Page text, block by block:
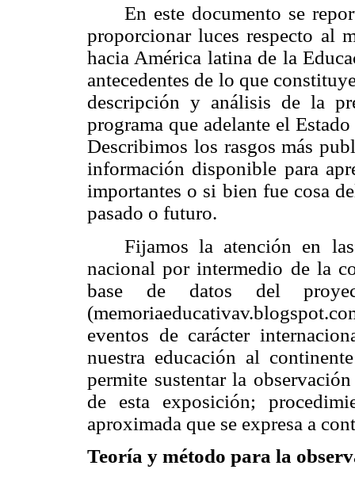
En este documento se
proporcionar luces respecto al
hacia América latina de la
antecedentes de lo que
descripción y análisis de la
programa que adelante el
Describimos los rasgos más
información disponible para
importantes o si bien fue cosa
pasado o futuro.
Fijamos la atención en
nacional por intermedio de la
base de datos del
eventos de carácter
nuestra educación al
permite sustentar la
de esta exposición;
aproximada que se expresa a
Teoría y método para la